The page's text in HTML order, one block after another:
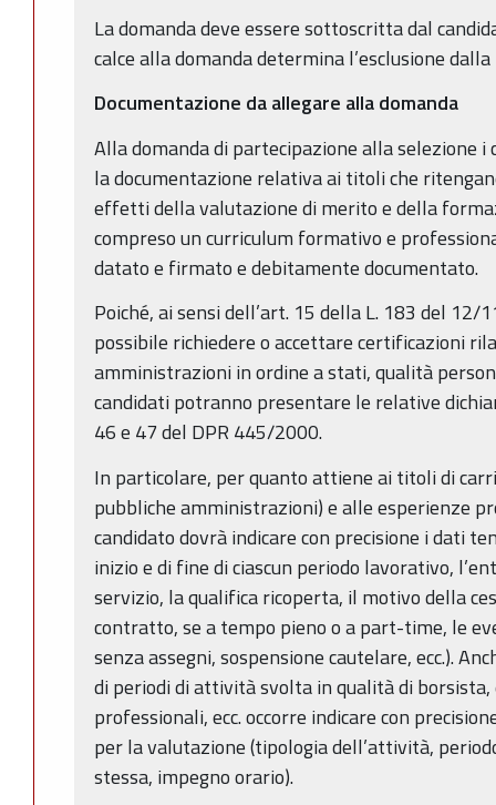
La domanda deve essere sottoscritta dal
calce alla domanda determina l’esclusione
Documentazione da allegare alla domanda
Alla domanda di partecipazione alla selezione
la documentazione relativa ai titoli che
effetti della valutazione di merito e della
compreso un curriculum formativo e
datato e firmato e debitamente documentato.
Poiché, ai sensi dell’art. 15 della L. 183 del
possibile richiedere o accettare certificazioni
amministrazioni in ordine a stati, qualità
candidati potranno presentare le relative
46 e 47 del DPR 445/2000.
In particolare, per quanto attiene ai titoli di
pubbliche amministrazioni) e alle esperienze
candidato dovrà indicare con precisione i dati
inizio e di fine di ciascun periodo lavorativo,
servizio, la qualifica ricoperta, il motivo della
contratto, se a tempo pieno o a part-time, le
senza assegni, sospensione cautelare, ecc.).
di periodi di attività svolta in qualità di
professionali, ecc. occorre indicare con
per la valutazione (tipologia dell’attività,
stessa, impegno orario).